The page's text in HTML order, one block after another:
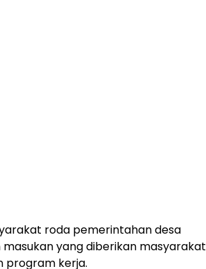
roda pemerintahan desa
yang diberikan masyarakat
program kerja.